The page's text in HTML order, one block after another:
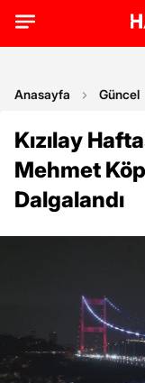
Anasayfa Güncel
Kızılay
Mehmet
Dalgalandı